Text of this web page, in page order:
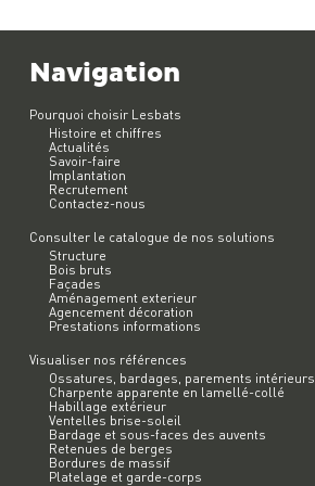
Navigation
Pourquoi choisir Lesbats
Histoire et chiffres
Actualités
Savoir-faire
Implantation
Recrutement
Contactez-nous
Consulter le catalogue de nos solutions
Structure
Bois bruts
Façades
Aménagement exterieur
Agencement décoration
Prestations informations
Visualiser nos références
Ossatures, bardages, parements intérieurs
Charpente apparente en lamellé-collé
Habillage extérieur
Ventelles brise-soleil
Bardage et sous-faces des auvents
Retenues de berges
Bordures de massif
Platelage et garde-corps